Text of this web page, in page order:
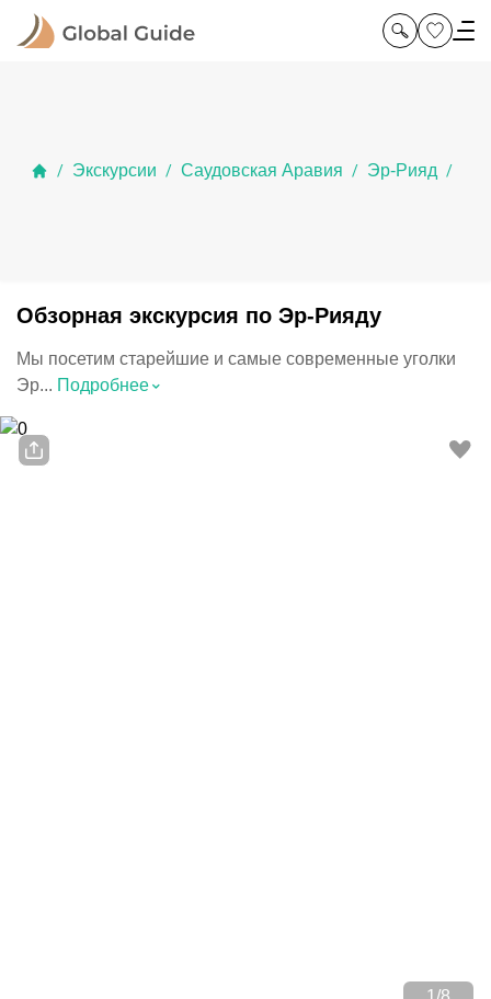
/ Экскурсии / Саудовская Аравия / Эр-Рияд /
Обзорная экскурсия по Эр-Рияду
Мы посетим старейшие и самые современные уголки
Эр... Подробнее⌃